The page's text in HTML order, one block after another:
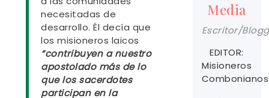
necesitadas de
desarrollo. Él decía que
los misioneros laicos
“contribuyen a nuestro
apostolado más de lo
que los sacerdotes
participan en la
Media
Escritor/
EDITOR:
Misioneros
Combonianos